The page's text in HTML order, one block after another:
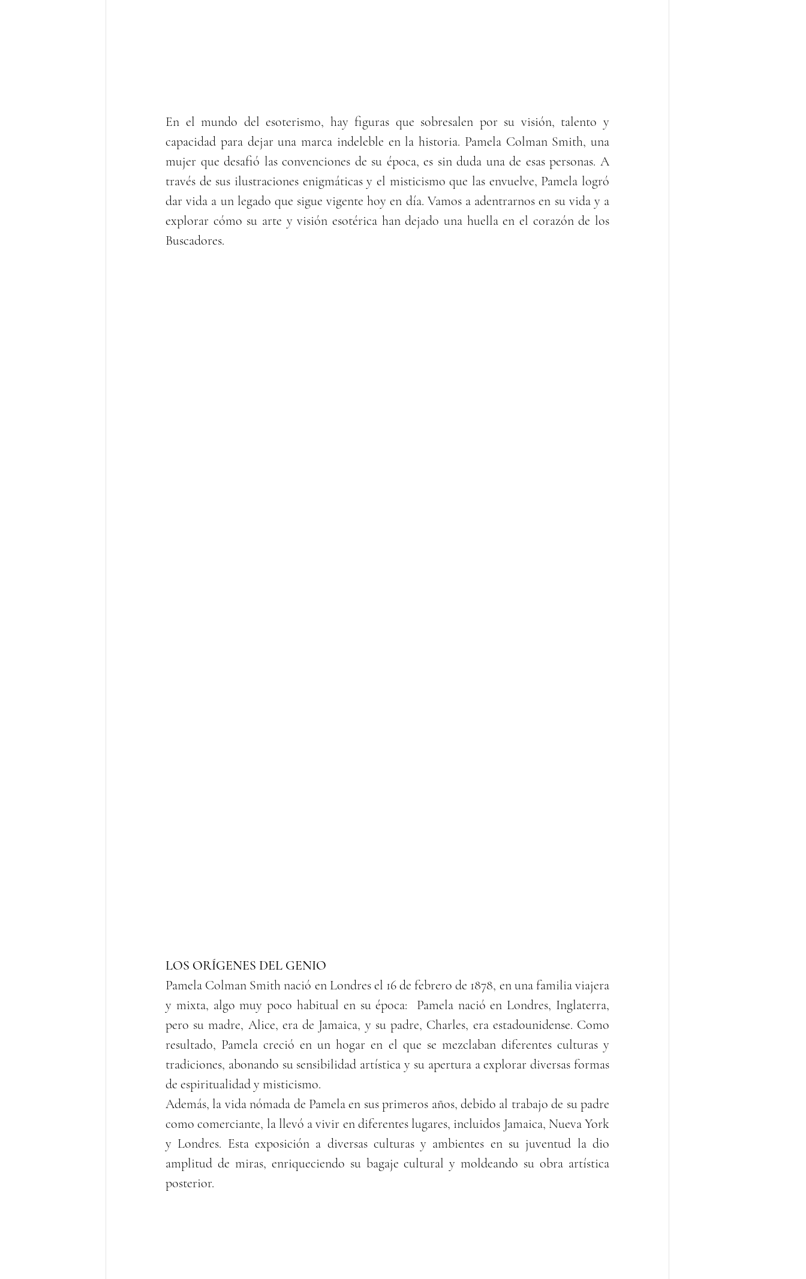
En el mundo del esoterismo, hay figuras que sobresalen por su visión, talento y
capacidad para dejar una marca indeleble en la historia. Pamela Colman Smith, una
mujer que desafió las convenciones de su época, es sin duda una de esas personas. A
través de sus ilustraciones enigmáticas y el misticismo que las envuelve, Pamela logró
dar vida a un legado que sigue vigente hoy en día. Vamos a adentrarnos en su vida y a
explorar cómo su arte y visión esotérica han dejado una huella en el corazón de los
Buscadores.
LOS ORÍGENES DEL GENIO
Pamela Colman Smith nació en Londres el 16 de febrero de 1878, en una familia viajera
y mixta, algo muy poco habitual en su época:  Pamela nació en Londres, Inglaterra,
pero su madre, Alice, era de Jamaica, y su padre, Charles, era estadounidense. Como
resultado, Pamela creció en un hogar en el que se mezclaban diferentes culturas y
tradiciones, abonando su sensibilidad artística y su apertura a explorar diversas formas
de espiritualidad y misticismo.
Además, la vida nómada de Pamela en sus primeros años, debido al trabajo de su padre
como comerciante, la llevó a vivir en diferentes lugares, incluidos Jamaica, Nueva York
y Londres. Esta exposición a diversas culturas y ambientes en su juventud la dio
amplitud de miras, enriqueciendo su bagaje cultural y moldeando su obra artística
posterior.